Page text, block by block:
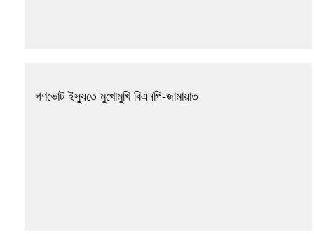
গণভোট ইস্যুতে মুখোমুখি বিএনপি-জামায়াত